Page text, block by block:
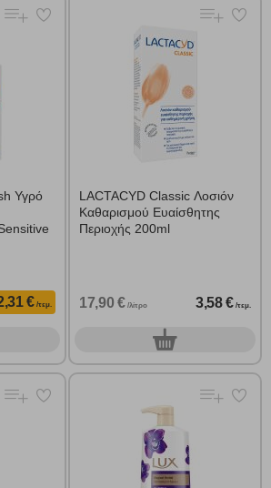
Υγρό
€ /τεμ.
LACTACYD Classic Λοσιόν
Καθαρισμού Ευαίσθητης
Περιοχής 200ml
17,90 € /λίτρο 3,58 € /τεμ.
0τεμ.
σχετικά. Ωστόσο θα πρέπει να
ορισμένων κατηγοριών αρχείων cookies,
την εμπειρία της περιήγησής σας ή/και της
μας.
Απόρριψη όλων